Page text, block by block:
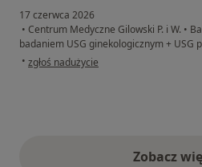
17 czerwca 2026
• Centrum Medyczne Gilowski P. i W. •
badaniem USG ginekologicznym + USG
• w opinii użytkownika EK
zgłoś nadużycie
Zobacz